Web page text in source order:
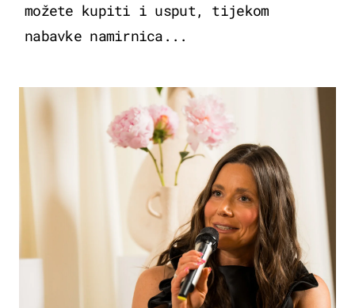
možete kupiti i usput, tijekom
nabavke namirnica...
MODA & LJEPOTA